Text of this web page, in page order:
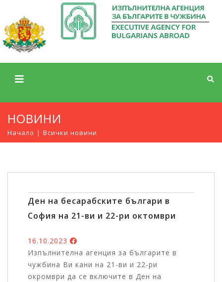
НОВИНИ
Начало Всички новини
Ден на бесарабските българи в
София на 21-ви и 22-ри октомври
16.10.2023
Изпълнителна агенция за българите в
чужбина Ви кани на 21-ви и 22-ри
окромври да се включите в Ден на